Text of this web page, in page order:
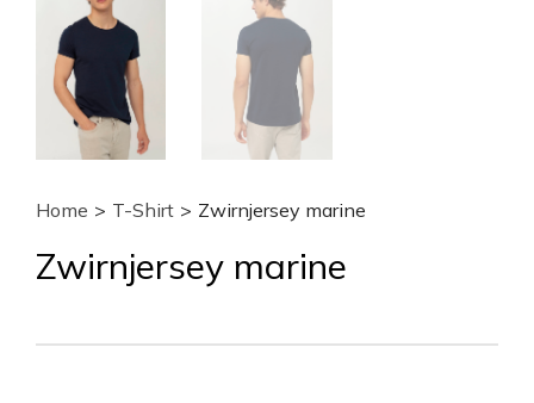
Home > T-Shirt > Zwirnjersey marine
Zwirnjersey marine